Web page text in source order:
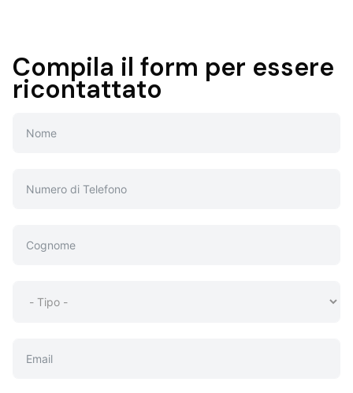
Compila il form per essere
ricontattato